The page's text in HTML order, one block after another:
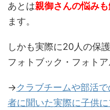
あとは親御さんの悩み
ます。
しかも実際に20人の保
フォトブック・フォト
→クラブチームや部活
者に聞いた実際に子供